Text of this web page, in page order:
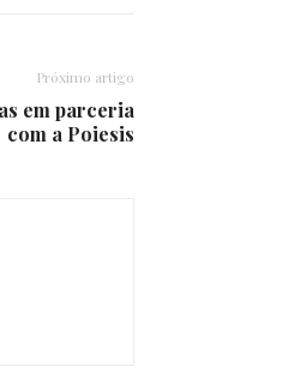
Próximo artigo
em parceria
com a Poiesis